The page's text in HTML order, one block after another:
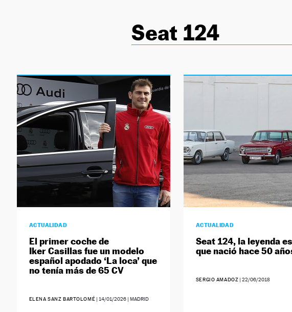
Seat 124
ACTUALIDAD
El primer coche de
Iker Casillas fue un modelo
español apodado ‘La loca’ que
no tenía más de 65 CV
ELENA SANZ BARTOLOMÉ | 14/01/2026 | MADRID
ACTUALIDAD
Seat 124, la leyenda
que nació hace 50
SERGIO AMADOZ |22/06/2018